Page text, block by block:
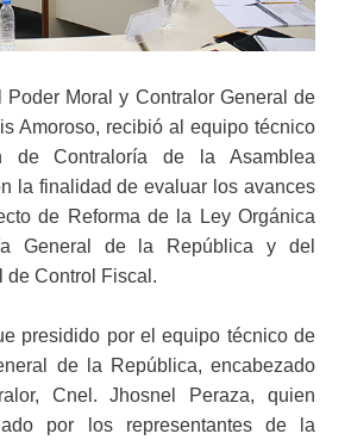
Poder Moral y Contralor General de
Amoroso, recibió al equipo técnico
de Contraloría de la Asamblea
la finalidad de evaluar los avances
de Reforma de la Ley Orgánica
General de la República y del
de Control Fiscal.
presidido por el equipo técnico de
de la República, encabezado
Cnel. Jhosnel Peraza, quien
por los representantes de la